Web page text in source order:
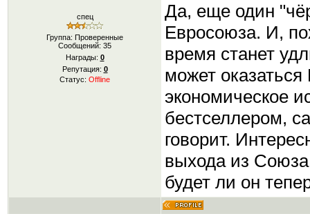
спец
Группа: Проверенные
Сообщений: 35
Награды: 0
Репутация: 0
Статус: Offline
Да, еще один
Евросоюза. И,
время станет
может
экономическое
бестселлером,
говорит.
выхода из
будет ли он